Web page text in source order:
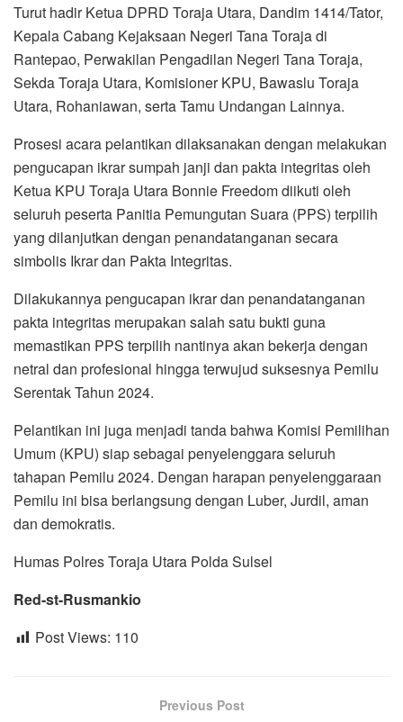
Turut hadir Ketua DPRD Toraja Utara, Dandim 1414/Tator,
Kepala Cabang Kejaksaan Negeri Tana Toraja di
Rantepao, Perwakilan Pengadilan Negeri Tana Toraja,
Sekda Toraja Utara, Komisioner KPU, Bawaslu Toraja
Utara, Rohaniawan, serta Tamu Undangan Lainnya.
Prosesi acara pelantikan dilaksanakan dengan melakukan
pengucapan ikrar sumpah janji dan pakta integritas oleh
Ketua KPU Toraja Utara Bonnie Freedom diikuti oleh
seluruh peserta Panitia Pemungutan Suara (PPS) terpilih
yang dilanjutkan dengan penandatanganan secara
simbolis Ikrar dan Pakta Integritas.
Dilakukannya pengucapan ikrar dan penandatanganan
pakta integritas merupakan salah satu bukti guna
memastikan PPS terpilih nantinya akan bekerja dengan
netral dan profesional hingga terwujud suksesnya Pemilu
Serentak Tahun 2024.
Pelantikan ini juga menjadi tanda bahwa Komisi Pemilihan
Umum (KPU) siap sebagai penyelenggara seluruh
tahapan Pemilu 2024. Dengan harapan penyelenggaraan
Pemilu ini bisa berlangsung dengan Luber, Jurdil, aman
dan demokratis.
Humas Polres Toraja Utara Polda Sulsel
Red-st-Rusmankio
Post Views: 110
Previous Post